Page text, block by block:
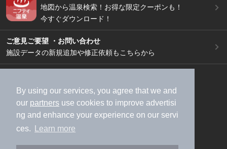
By using our services, you agree that we and
our partners use cookies to improve advertisi
ng and enhance your experience on our servi
ces.
Learn more
地図から温泉検索！お得な限定クーポンも！
今すぐダウンロード！
ご意見ご要望 ・お問い合わせ
施設データの新規追加や修正依頼もこちらから
加盟店募集（資料請求）
広告出稿のご案内
利用規約
ライフスタイルMEMBERS+規約
特定商取引法に基づく表記
ヘルプ
採用情報
運営会社